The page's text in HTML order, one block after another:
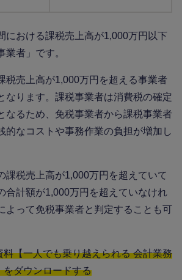
における課税売上高が1,000万円以下
業者」です。
税売上高が1,000万円を超える事業者
なります。課税事業者は消費税の確定
なるため、免税事業者から課税事業者
的なコストや事務作業の負担が増加し
課税売上高が1,000万円を超えていて
合計額が1,000万円を超えていなけれ
よって免税事業者と判定することも可
料【一人でも乗り越えられる 会計業務
をダウンロードする